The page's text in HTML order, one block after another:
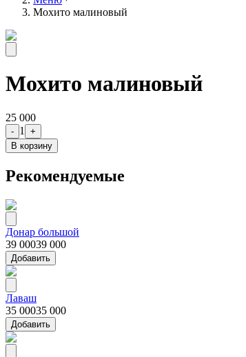
Мохито малиновый
Мохито малиновый
25 000
- 1
+
В корзину
Рекомендуемые
Донар большой
39 00039 000
Добавить
Лаваш
35 00035 000
Добавить